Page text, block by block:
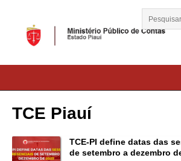
TCE Piauí
TCE-PI define datas das
de setembro a dezembro